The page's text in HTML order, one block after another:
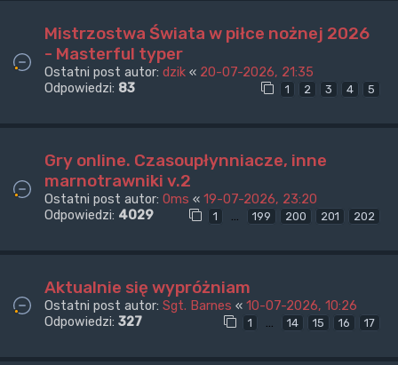
Mistrzostwa Świata w piłce nożnej 2026
- Masterful typer
Ostatni post autor: dzik « 20-07-2026, 21:35
Odpowiedzi: 83 1 2 3 4 5
Gry online. Czasoupłynniacze, inne
marnotrawniki v.2
Ostatni post autor: 0ms « 19-07-2026, 23:20
Odpowiedzi: 4029 1 … 199 200 201 202
Aktualnie się wypróżniam
Ostatni post autor: Sgt. Barnes « 10-07-2026, 10:26
Odpowiedzi: 327 1 … 14 15 16 17